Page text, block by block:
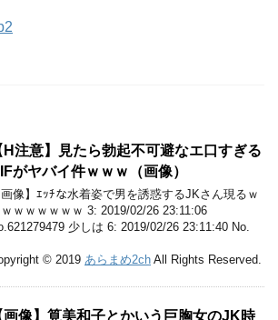
H注意】見たら勃起不可避なエ口すぎる
がヤバイ件ｗｗｗ（画像）
画像】ｴｯﾁな水着姿で男を誘惑するJKさん現るｗ
ｗｗｗｗｗｗｗ 3: 2019/02/26 23:11:06
少しは 6: 2019/02/26 23:11:40 No.
© 2019 あらまめ2ch All Rights Reserved.
画像】筧美和子とかいう巨胸女のJK時